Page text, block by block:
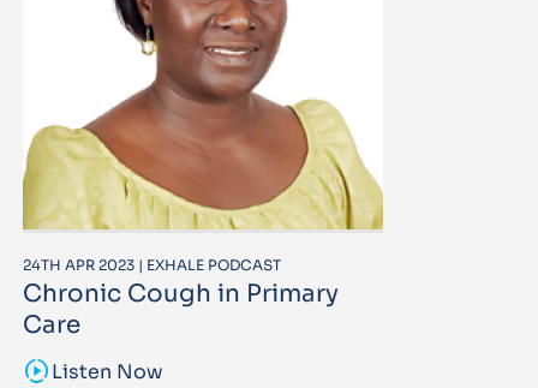
24TH APR 2023 | EXHALE PODCAST
Chronic Cough in Primary
Care
sound_samplerListen Now